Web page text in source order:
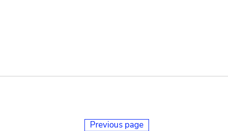
Previous page